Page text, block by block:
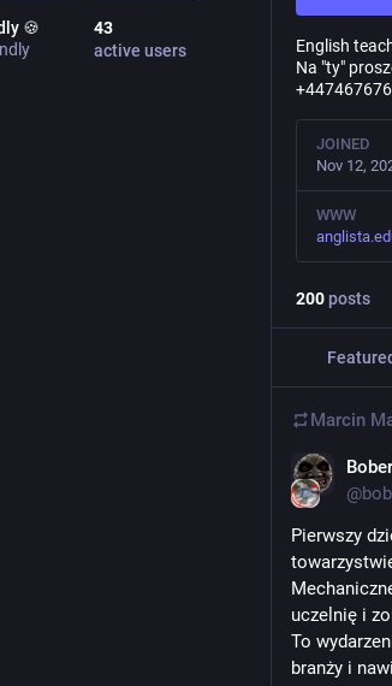
🍪
43
active users
English
Na "ty"
JOINED
Nov 12,
WWW
200posts
Marcin
Pierwszy
uczelnię i
​To
branży i